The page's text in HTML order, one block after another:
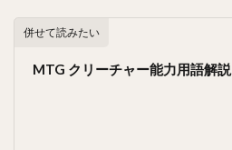
併せて読みたい
MTG クリーチャー能力用語解説